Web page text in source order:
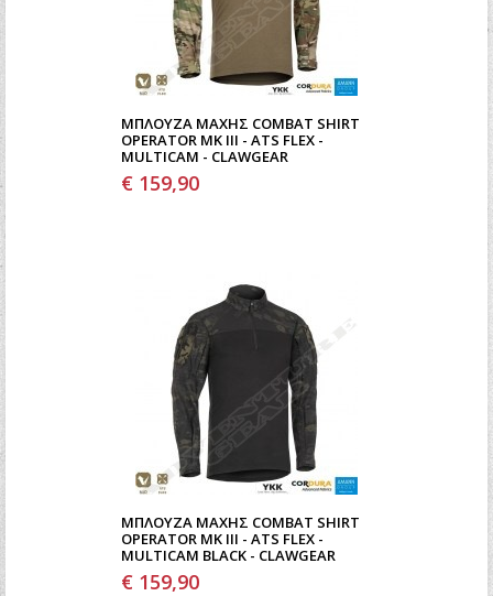
ΜΠΛΟΎΖΑ ΜΆΧΗΣ COMBAT SHIRT
OPERATOR MK III - ATS FLEX -
MULTICAM - CLAWGEAR
€ 159,90
ΜΠΛΟΎΖΑ ΜΆΧΗΣ COMBAT SHIRT
OPERATOR MK III - ATS FLEX -
MULTICAM BLACK - CLAWGEAR
€ 159,90